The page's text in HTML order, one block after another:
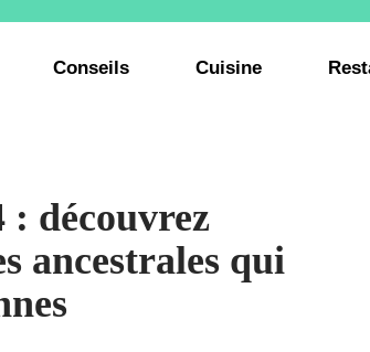
Conseils Cuisine
: découvrez
ancestrales qui